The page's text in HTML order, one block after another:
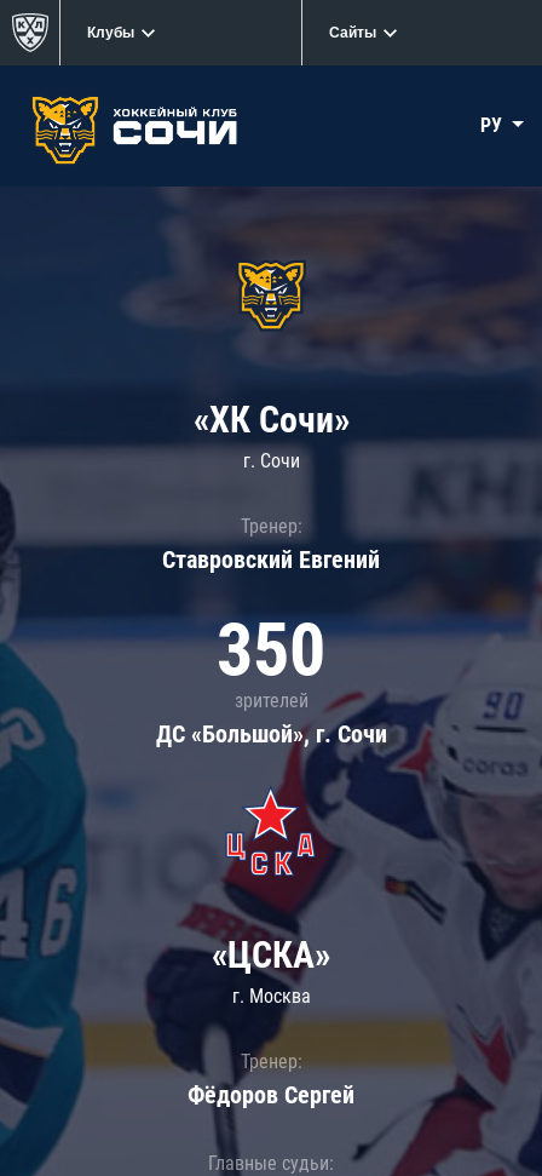
Клубы Сайты
РУ
«ХК Сочи»
г. Сочи
Тренер:
Ставровский Евгений
350
зрителей
ДС «Большой», г. Сочи
«ЦСКА»
г. Москва
Тренер:
Фёдоров Сергей
Главные судьи: